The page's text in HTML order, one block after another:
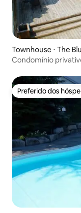
Townhouse ⋅ The
Condomínio
Preferido dos
Preferido dos